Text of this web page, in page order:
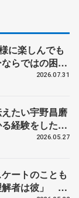
に楽しんでも
らではの困難
キャプテン松
2026.07.31
たい宇野昌磨
経験をした本
2026.05.27
ートのことも
解者は彼」 引